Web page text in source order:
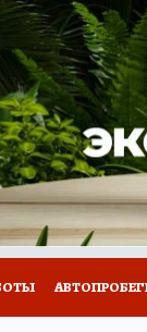
НА СПОРТ
НОВОЕ